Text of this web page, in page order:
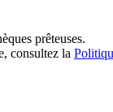
prêteuses.
consultez la